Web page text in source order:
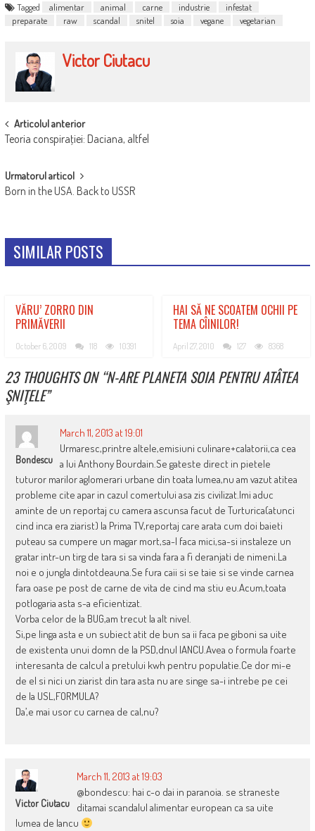
Tagged alimentar animal carne industrie
infestat
preparate
raw scandal snitel soia vegane vegetarian
Victor Ciutacu
POST
NAVIGATION
Articolul anterior
Teoria conspiraţiei: Daciana, altfel
Urmatorul articol
Born in the USA. Back to USSR
SIMILAR POSTS
VĂRU’ ZORRO DIN
PRIMĂVERII
October 6, 2009 118 10391
HAI SĂ NE SCOATEM OCHII PE
TEMA CÎINILOR!
April 27, 2010 127 8368
23 THOUGHTS ON “N-ARE PLANETA SOIA PENTRU ATÂTEA
ŞNIŢELE”
Bondescu
March 11, 2013 at 19:01
Urmaresc,printre altele,emisiuni culinare+calatorii,ca cea
a lui Anthony Bourdain.Se gateste direct in pietele
tuturor marilor aglomerari urbane din toata lumea,nu am vazut atitea
probleme cite apar in cazul comertului asa zis civilizat.Imi aduc
aminte de un reportaj cu camera ascunsa facut de Turturica(atunci
cind inca era ziarist) la Prima TV,reportaj care arata cum doi baieti
puteau sa cumpere un magar mort,sa-l faca mici,sa-si instaleze un
gratar intr-un tirg de tara si sa vinda fara a fi deranjati de nimeni.La
noi e o jungla dintotdeauna.Se fura caii si se taie si se vinde carnea
fara oase pe post de carne de vita de cind ma stiu eu.Acum,toata
potlogaria asta s-a eficientizat.
Vorba celor de la BUG,am trecut la alt nivel.
Si,pe linga asta e un subiect atit de bun sa ii faca pe giboni sa uite
de existenta unui domn de la PSD,dnul IANCU.Avea o formula foarte
interesanta de calcul a pretului kwh pentru populatie.Ce dor mi-e
de el si nici un ziarist din tara asta nu are singe sa-i intrebe pe cei
de la USL,FORMULA?
Da’,e mai usor cu carnea de cal,nu?
Victor Ciutacu
March 11, 2013 at 19:03
@bondescu: hai c-o dai in paranoia. se straneste
ditamai scandalul alimentar european ca sa uite
lumea de Iancu